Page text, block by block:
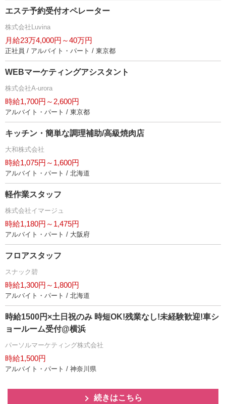
エステ予約受付オペレーター
株式会社Luvina
月給23万4,000円～40万円
正社員 / アルバイト・パート / 東京都
WEBマーケティングアシスタント
株式会社A-urora
時給1,700円～2,600円
アルバイト・パート / 東京都
キッチン・簡単な調理補助/高級焼肉店
大和株式会社
時給1,075円～1,600円
アルバイト・パート / 北海道
軽作業スタッフ
株式会社イマージュ
時給1,180円～1,475円
アルバイト・パート / 大阪府
フロアスタッフ
スナック碧
時給1,300円～1,800円
アルバイト・パート / 北海道
時給1500円×土日祝のみ 時短OK!残業なし!未経験歓迎!車シ
ョールーム受付@横浜
パーソルマーケティング株式会社
時給1,500円
アルバイト・パート / 神奈川県
続きはこちら